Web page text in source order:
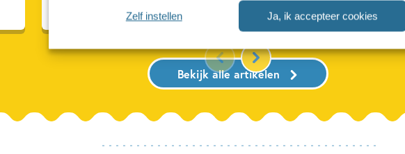
Ja, ik accepteer cookies
Zelf instellen Lees meer
Bekijk alle artikelen